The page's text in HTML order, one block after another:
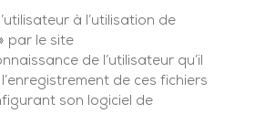
à l’utilisation de
par le site
de l’utilisateur qu’il
de ces fichiers
son logiciel de